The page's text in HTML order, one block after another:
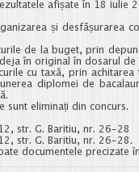
afișate în 18
și desfășurarea
de la buget, prin
în original în dosarul
cu taxă, prin
diplomei de
sunt eliminați din concurs.
str. G. Baritiu, nr. 26-28
str. G. Baritiu, nr. 26-28.
documentele